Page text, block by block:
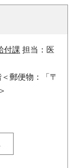
付課 担当：医
郵便物：「〒